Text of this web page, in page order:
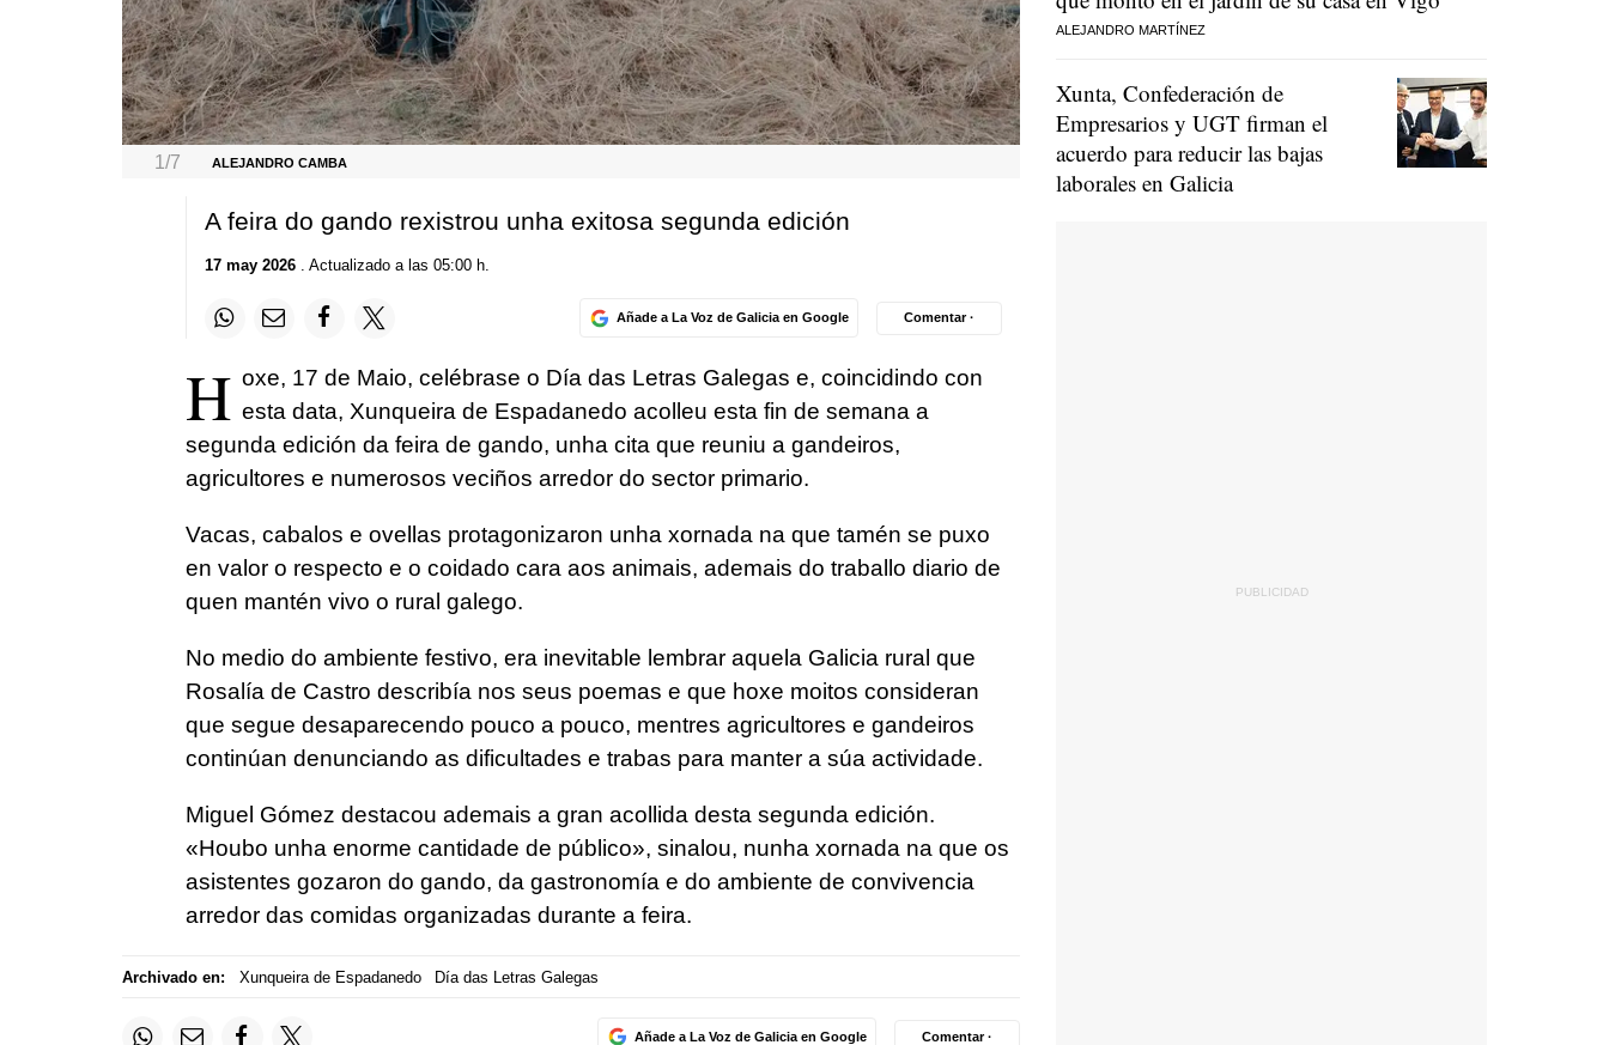
1/7 ALEJANDRO CAMBA
A feira do gando rexistrou unha exitosa segunda edición
17 may 2026. Actualizado a las 05:00 h.
Añade a La Voz de Galicia en Google Comentar ·
H oxe, 17 de Maio, celébrase o Día das Letras Galegas e, coincidindo con
esta data, Xunqueira de Espadanedo acolleu esta fin de semana a
segunda edición da feira de gando, unha cita que reuniu a gandeiros,
agricultores e numerosos veciños arredor do sector primario.
Vacas, cabalos e ovellas protagonizaron unha xornada na que tamén se puxo
en valor o respecto e o coidado cara aos animais, ademais do traballo diario de
quen mantén vivo o rural galego.
No medio do ambiente festivo, era inevitable lembrar aquela Galicia rural que
Rosalía de Castro describía nos seus poemas e que hoxe moitos consideran
que segue desaparecendo pouco a pouco, mentres agricultores e gandeiros
continúan denunciando as dificultades e trabas para manter a súa actividade.
Miguel Gómez destacou ademais a gran acollida desta segunda edición.
«Houbo unha enorme cantidade de público», sinalou, nunha xornada na que os
asistentes gozaron do gando, da gastronomía e do ambiente de convivencia
arredor das comidas organizadas durante a feira.
Archivado en: Xunqueira de Espadanedo Día das Letras Galegas
Añade a La Voz de Galicia en Google Comentar ·
ALEJANDRO MARTÍNEZ
Xunta, Confederación de
Empresarios y UGT firman el
acuerdo para reducir las bajas
laborales en Galicia